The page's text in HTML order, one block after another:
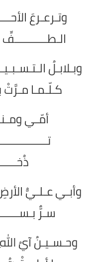
وتـرعـرعَ
وبـلابـلُ
كـلّـمـا مـرَّتْ
أمّـي
وأبـي عـلـيُّ
سـرٌّ
وحـسـيـنُ آيُ اللهِ